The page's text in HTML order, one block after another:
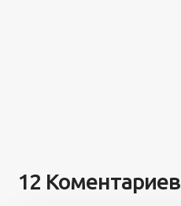
12 Коментариев